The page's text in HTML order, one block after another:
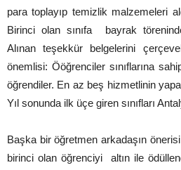
para toplayıp temizlik malzemeleri
Birinci olan sınıfa bayrak
Alınan teşekkür belgelerini
önemlisi: Ööğrenciler sınıflarına
öğrendiler. En az beş hizmetlinin
Yıl sonunda ilk üçe giren sınıfları
Başka bir öğretmen arkadaşın
birinci olan öğrenciyi altın ile